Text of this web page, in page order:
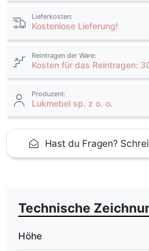
Lieferkosten:
Kostenlose Lieferung!
Reintragen der Ware:
Kosten für das Reintragen:
Produzent:
Lukmebel sp. z o. o.
Hast du Fragen?
Technische
Höhe